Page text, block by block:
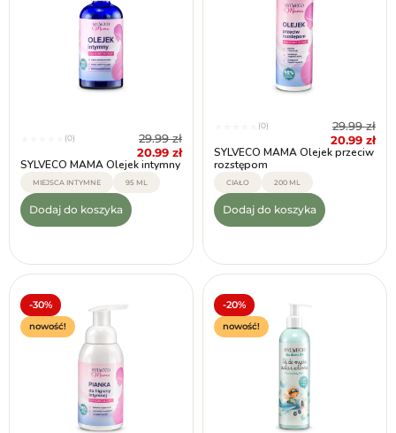
(0) 29.99zł
20.99 zł
SYLVECO MAMA Olejek intymny
MIEJSCA INTYMNE 95 ML
Dodaj do koszyka
(0) 29.99zł
20.99 zł
SYLVECO MAMA Olejek przeciw
rozstępom
CIAŁO 200 ML
Dodaj do koszyka
-30%
nowość!
-20%
nowość!